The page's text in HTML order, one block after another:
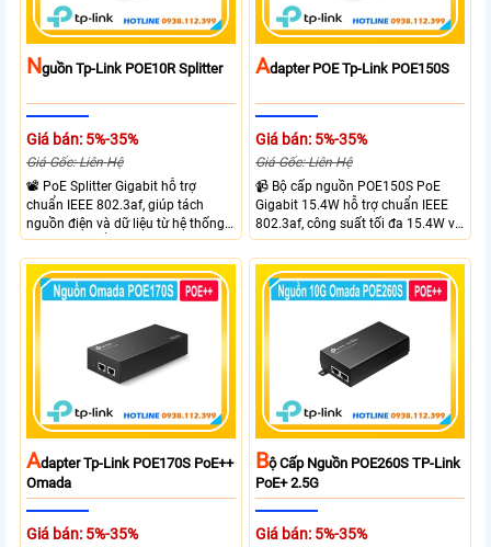
NGuồn Tp-Link POE10R Splitter
Giá bán: 5%-35%
Giá Gốc: Liên Hệ
📽 PoE Splitter Gigabit hỗ trợ
chuẩn IEEE 802.3af, giúp tách
nguồn điện và dữ liệu từ hệ thống
mạng PoE để cấp nguồn cho thiết
bị không hỗ trợ PoE. Thiết bị hỗ trợ
tốc độ Gigabit với 2 cổng RJ45
10/100/1000 Mbps, tự động
ra có thể lựa chọn 5VDC, 9VDC
hoặc 12VDC, thiết kế Plug and
Play, không yêu cầu cấu hình, phù
hợp nhiều thiết bị mạng.
ADapter POE Tp-Link POE150S
Giá bán: 5%-35%
Giá Gốc: Liên Hệ
📹 Bộ cấp nguồn POE150S PoE
Gigabit 15.4W hỗ trợ chuẩn IEEE
802.3af, công suất tối đa 15.4W và
điện áp lên đến 48VDC. Trang bị 2
cổng RJ45 hỗ trợ tốc độ
10/100/1000 Mbps, tự động
chuyển đổi MDI/MDIX và nhận diện
ADapter Tp-Link POE170S PoE++
Omada
Giá bán: 5%-35%
BỘ Cấp Nguồn POE260S TP-Link
PoE+ 2.5G
Giá bán: 5%-35%